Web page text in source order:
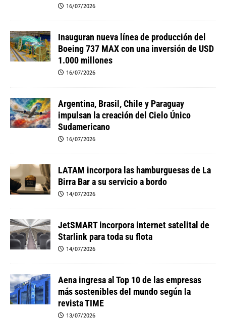
16/07/2026
Inauguran nueva línea de producción del
Boeing 737 MAX con una inversión de USD
1.000 millones
16/07/2026
Argentina, Brasil, Chile y Paraguay
impulsan la creación del Cielo Único
Sudamericano
16/07/2026
LATAM incorpora las hamburguesas de La
Birra Bar a su servicio a bordo
14/07/2026
JetSMART incorpora internet satelital de
Starlink para toda su flota
14/07/2026
Aena ingresa al Top 10 de las empresas
más sostenibles del mundo según la
revista TIME
13/07/2026